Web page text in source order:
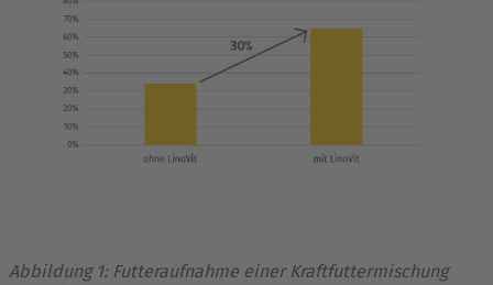
Abbildung 1: Futteraufnahme einer Kraftfuttermischung